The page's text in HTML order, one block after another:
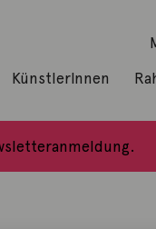
KünstlerInnen